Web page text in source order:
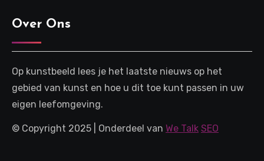
Over Ons
Op kunstbeeld lees je het laatste nieuws op het
gebied van kunst en hoe u dit toe kunt passen in uw
eigen leefomgeving.
© Copyright 2025 | Onderdeel van We Talk SEO